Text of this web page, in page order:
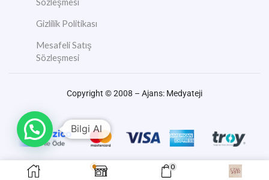
Gizlilik Politikası
Mesafeli Satış
Sözleşmesi
Copyright © 2008 – Ajans: Medyateji
0
Bilgi Al